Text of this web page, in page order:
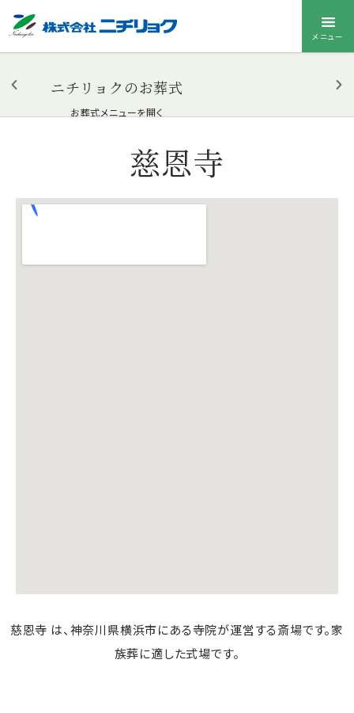
メニュー
ニチリョクのお葬式
お葬式メニューを開く
慈恩寺
慈恩寺 は、神奈川県横浜市にある寺院が運営する斎場です。家
族葬に適した式場です。